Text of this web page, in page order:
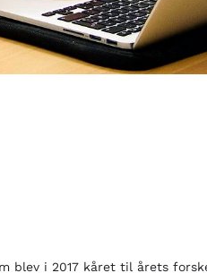
blev i 2017 kåret til årets